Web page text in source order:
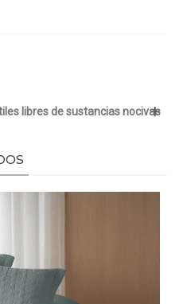
libres de sustancias nocivas